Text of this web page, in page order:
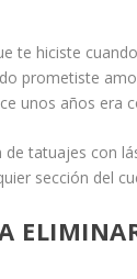
te hiciste
prometiste
unos años era
tatuajes con
sección del